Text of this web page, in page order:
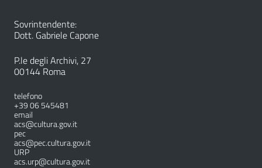
Sovrintendente:
Dott. Gabriele Capone
P.le degli Archivi, 27
00144 Roma
telefono
+39 06 545481
email
acs@cultura.gov.it
pec
acs@pec.cultura.gov.it
URP
acs.urp@cultura.gov.it